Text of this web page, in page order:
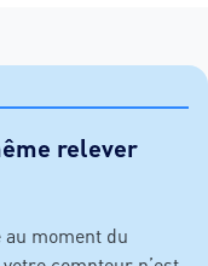
relever
au moment du